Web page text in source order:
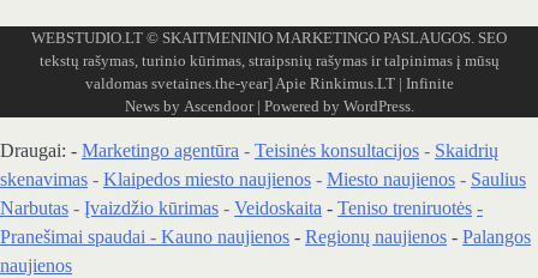
WEBSTUDIO.LT © SKAITMENINIO MARKETINGO PASLAUGOS. SEO
tekstų rašymas, turinio kūrimas, straipsnių rašymas ir talpinimas į mūsų
valdomas svetaines.the-year]Apie Rinkimus.LT| Infinite
News by Ascendoor| Powered by WordPress.
Draugai: - Marketingo agentūra - Teisinės konsultacijos - Skaidrių
skenavimas - Klaipedos miesto naujienos - Miesto naujienos - Saulius
Narbutas - Įvaizdžio kūrimas - Veidoskaita - Teniso treniruotės -
Pranešimai spaudai - Kauno naujienos - Regionų naujienos - Palangos
naujienos